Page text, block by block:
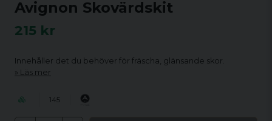
Avignon Skovärdskit
215 kr
Innehåller det du behöver för fräscha, glänsande skor.
Läs mer
145